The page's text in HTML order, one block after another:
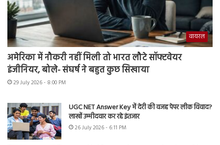
वायरल
अमेरिका में नौकरी नहीं मिली तो भारत लौटे सॉफ्टवेयर
इंजीनियर, बोले- संघर्ष ने बहुत कुछ सिखाया
29 July 2026 - 8:00 PM
UGC NET Answer Key में देरी की वजह पेपर लीक विवाद?
लाखों उम्मीदवार कर रहे इंतजार
26 July 2026 - 6:11 PM